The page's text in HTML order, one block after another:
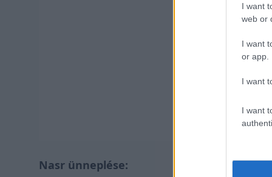
I want
web or
I want
or app.
I want
I want
Nasr ünneplése: